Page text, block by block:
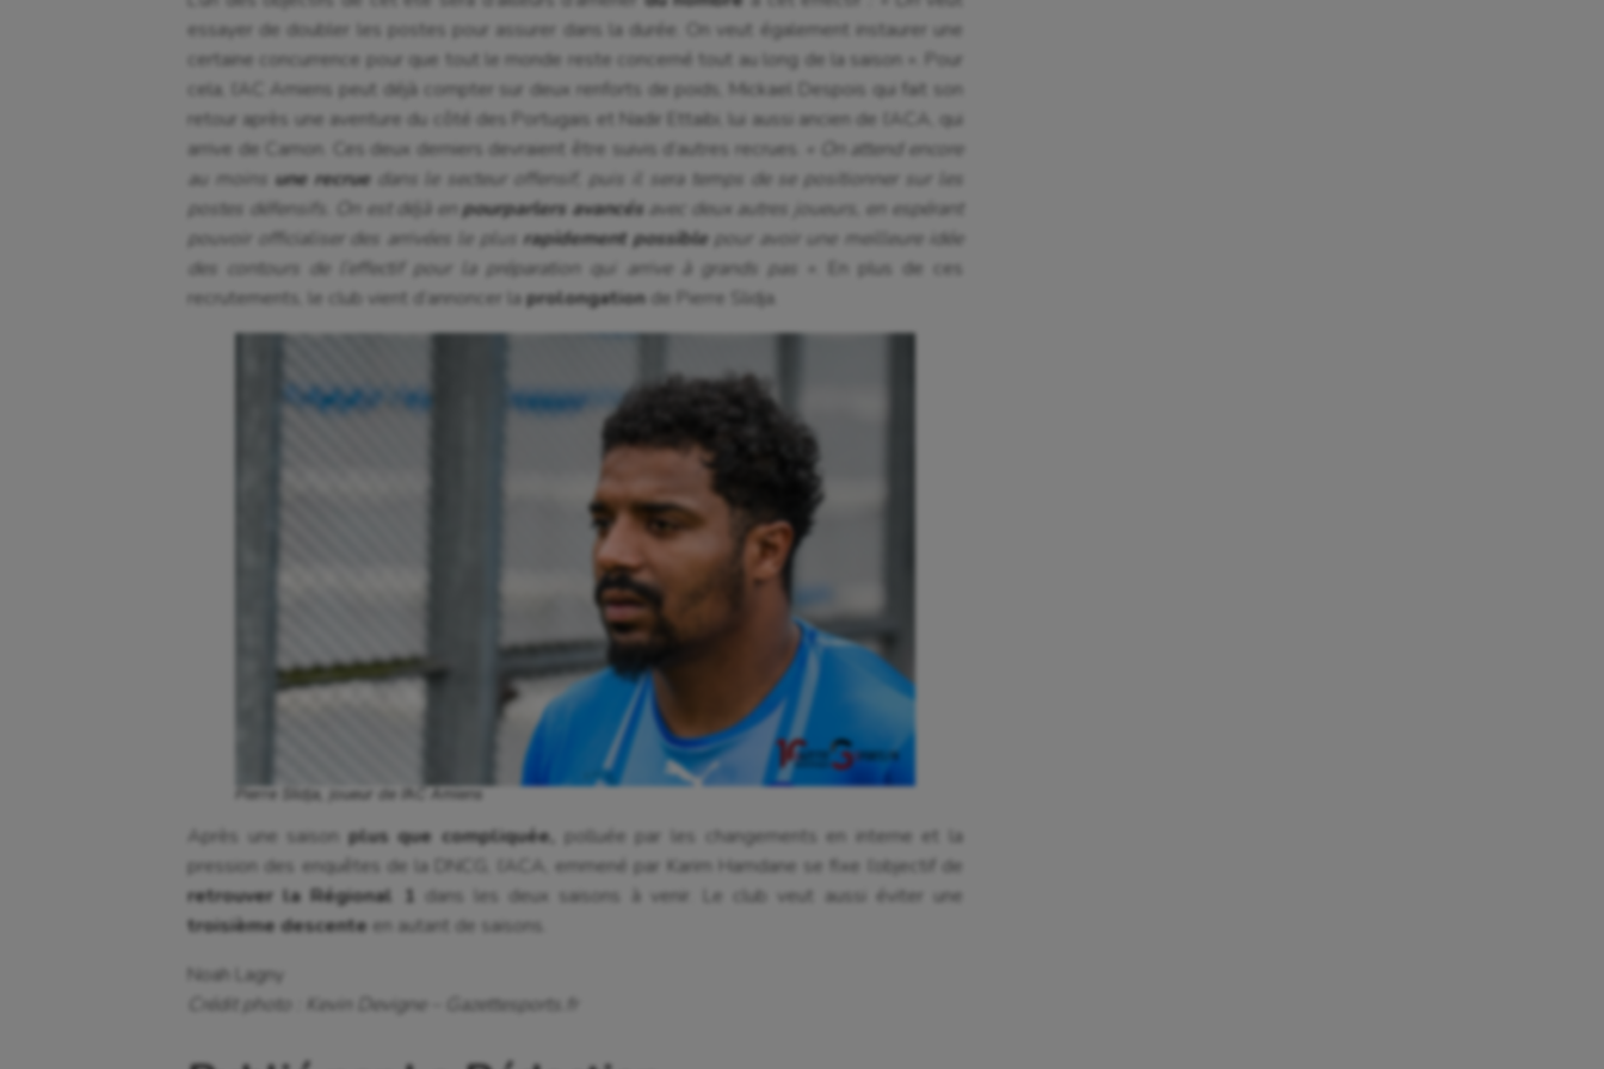
essayer de doubler les postes pour assurer dans la durée. On veut également instaurer une
certaine concurrence pour que tout le monde reste concerné tout au long de la saison ». Pour
cela, l’AC Amiens peut déjà compter sur deux renforts de poids, Mickael Despois qui fait son
retour après une aventure du côté des Portugais et Nadir Ettaibi, lui aussi ancien de l’ACA, qui
arrive de Camon. Ces deux derniers devraient être suivis d’autres recrues.
« On attend encore
au moins une recrue dans le secteur offensif, puis il sera temps de se positionner sur les
postes défensifs. On est déjà enpourparlers avancés avec deux autres joueurs, en espérant
pouvoir officialiser des arrivées le plus rapidement possible pour avoir une meilleure idée
des contours de l’effectif pour la préparation qui arrive à grands pas »
. En plus de ces
recrutements, le club vient d’annoncer la prolongation de Pierre Slidja.
Pierre Slidja, joueur de l’AC Amiens
Après une saison plus que compliquée, polluée par les changements en interne et la
pression des enquêtes de la DNCG, l’ACA, emmené par Karim Hamdane se fixe l’objectif de
retrouver la Régional 1 dans les deux saisons à venir. Le club veut aussi éviter une
troisième descente en autant de saisons.
Noah Lagny
Crédit photo : Kevin Devigne – Gazettesports.fr